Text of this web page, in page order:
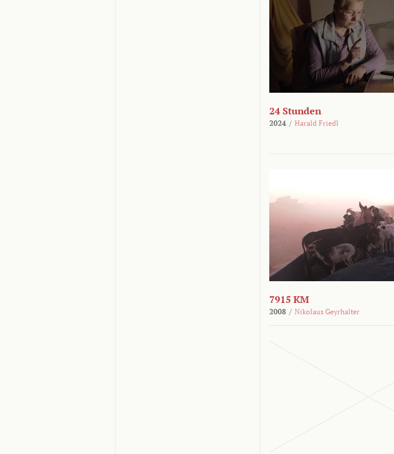
24 Stunden
2024 / Harald Friedl
7915 KM
2008 / Nikolaus Geyrhalter